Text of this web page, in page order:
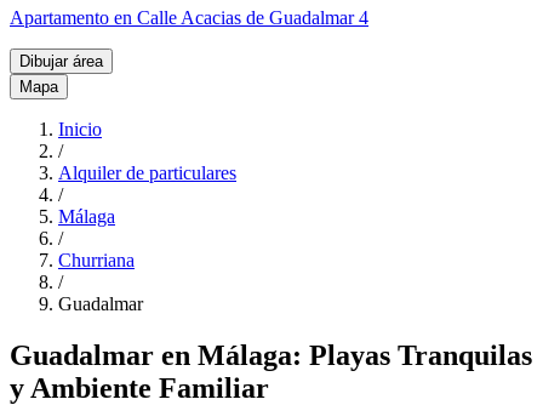
Apartamento en Calle Acacias de Guadalmar 4
Dibujar área
Mapa
Inicio
/
Alquiler de particulares
/
Málaga
/
Churriana
/
Guadalmar
Guadalmar en Málaga: Playas Tranquilas
y Ambiente Familiar